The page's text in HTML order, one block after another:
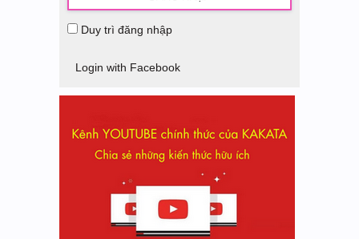
Duy trì đăng nhập
Login with Facebook